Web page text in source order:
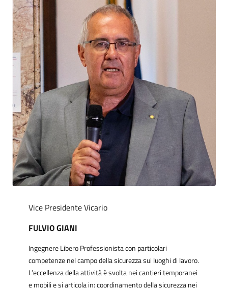
Vice Presidente Vicario
FULVIO GIANI
Ingegnere Libero Professionista con particolari
competenze nel campo della sicurezza sui luoghi di lavoro.
L’eccellenza della attività è svolta nei cantieri temporanei
e mobili e si articola in: coordinamento della sicurezza nei